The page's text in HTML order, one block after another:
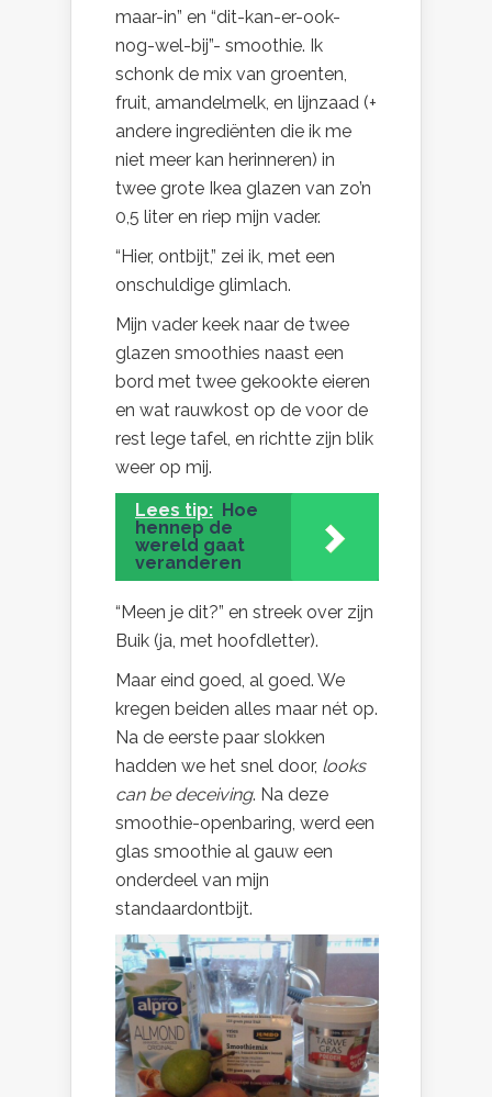
maar-in” en “dit-kan-er-ook-
nog-wel-bij”- smoothie. Ik
schonk de mix van groenten,
fruit, amandelmelk, en lijnzaad (+
andere ingrediënten die ik me
niet meer kan herinneren) in
twee grote Ikea glazen van zo’n
0,5 liter en riep mijn vader.
“Hier, ontbijt,” zei ik, met een
onschuldige glimlach.
Mijn vader keek naar de twee
glazen smoothies naast een
bord met twee gekookte eieren
en wat rauwkost op de voor de
rest lege tafel, en richtte zijn blik
weer op mij.
Lees tip: Hoe
hennep de
wereld gaat
veranderen
“Meen je dit?” en streek over zijn
Buik (ja, met hoofdletter).
Maar eind goed, al goed. We
kregen beiden alles maar nét op.
Na de eerste paar slokken
hadden we het snel door, looks
can be deceiving. Na deze
smoothie-openbaring, werd een
glas smoothie al gauw een
onderdeel van mijn
standaardontbijt.